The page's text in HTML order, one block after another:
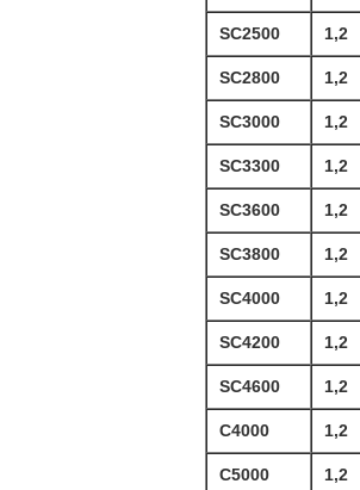
SC2500 1,2
SC2800 1,2
SC3000 1,2
SC3300 1,2
SC3600 1,2
SC3800 1,2
SC4000 1,2
SC4200 1,2
SC4600 1,2
C4000 1,2
C5000 1,2